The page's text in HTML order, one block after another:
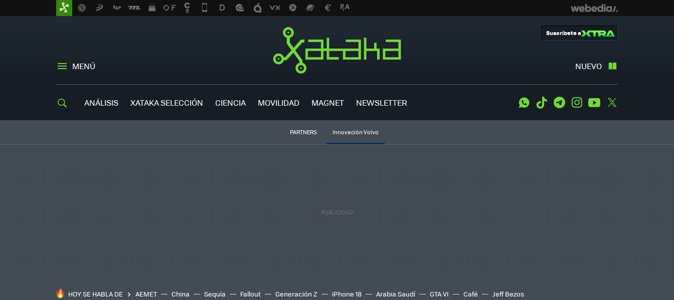
MENÚ NUEVO
Suscríbete a
ANÁLISIS XATAKA SELECCIÓN CIENCIA MOVILIDAD MAGNET NEWSLETTER WhatsApp
Tiktok TelegramInstagramYoutube
PARTNERS Innovación Volvo
HOY SE HABLA DE AEMET China Sequía Fallout Generación Z iPhone 18 Arabia Saudí GTA VI Café Jeff Bezos